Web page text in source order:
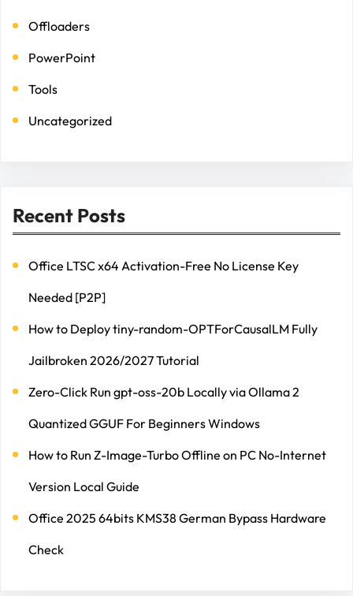
Offloaders
PowerPoint
Tools
Uncategorized
Recent Posts
Office LTSC x64 Activation-Free No License Key
Needed [P2P]
How to Deploy tiny-random-OPTForCausalLM Fully
Jailbroken 2026/2027 Tutorial
Zero-Click Run gpt-oss-20b Locally via Ollama 2
Quantized GGUF For Beginners Windows
How to Run Z-Image-Turbo Offline on PC No-Internet
Version Local Guide
Office 2025 64bits KMS38 German Bypass Hardware
Check